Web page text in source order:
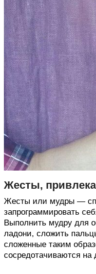
Жесты,
Жесты или мудры —
запрограммировать
Выполнить мудру для
ладони, сложить
сложенные таким
сосредотачиваются